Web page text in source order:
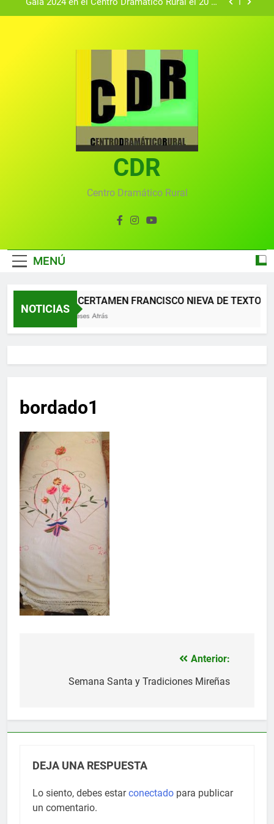
Gala 2024 en el Centro Dramático Rural el 20 de
convocado por el Centro Dramático Rural de Mira
(Cuenca)
Gala anual virtual del Centro Dramático Rural de
Gala del Centro Dramático Rural 2025
Gala 2024 en el Centro Dramático Rural el 20 de
Textos seleccionados en el VI Certamen
Francisco Nieva de piezas breves teatrales
convocado por el Centro Dramático Rural de Mira
Gala anual virtual del Centro Dramático Rural de
CDR
Centro Dramático Rural
MENÚ
NOTICIAS
XII CERTAMEN FRANCISCO NIEVA DE TEXTOS
2 Meses Atrás
bordado1
Anterior:
Semana Santa y Tradiciones Mireñas
DEJA UNA RESPUESTA
Lo siento, debes estarconectado para publicar
un comentario.